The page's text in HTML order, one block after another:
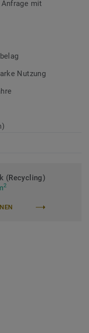
authentische,
zuverlässig vor
phthalatfrei und
geprüft nach
mm
für den Einsatz im
mit
Nutzung
(Recycling)
2